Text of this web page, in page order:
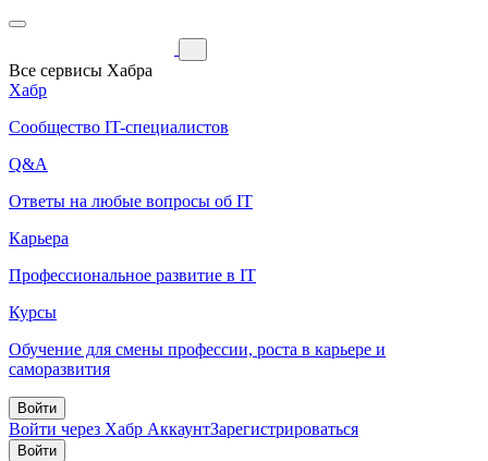
Все сервисы Хабра
Хабр
Сообщество IT-специалистов
Q&A
Ответы на любые вопросы об IT
Карьера
Профессиональное развитие в IT
Курсы
Обучение для смены профессии, роста в карьере и
саморазвития
Войти
Войти через Хабр АккаунтЗарегистрироваться
Войти